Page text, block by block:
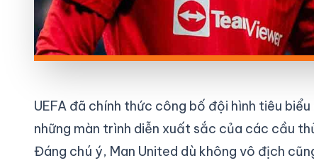
UEFA đã chính thức công bố đội hình tiêu
những màn trình diễn xuất sắc của các cầu
Đáng chú ý, Man United dù không vô địch